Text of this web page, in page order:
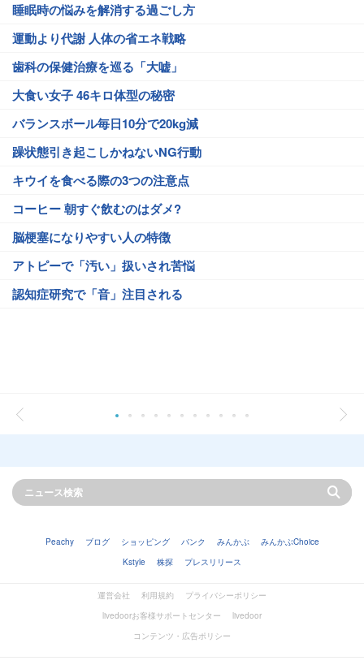
睡眠時の悩みを解消する過ごし方
運動より代謝 人体の省エネ戦略
歯科の保健治療を巡る「大嘘」
大食い女子 46キロ体型の秘密
バランスボール毎日10分で20kg減
躁状態引き起こしかねないNG行動
キウイを食べる際の3つの注意点
コーヒー 朝すぐ飲むのはダメ?
脳梗塞になりやすい人の特徴
アトピーで「汚い」扱いされ苦悩
認知症研究で「音」注目される
Peachy ブログ ショッピング バンク みんかぶ
みんかぶChoice
Kstyle
株探 プレスリリース
運営会社 利用規約
プライバシーポリシー
livedoorお客様サポートセンター
livedoor
コンテンツ・広告ポリシー